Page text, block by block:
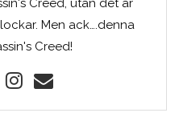
Creed, utan det är
Men ack….denna
Creed!